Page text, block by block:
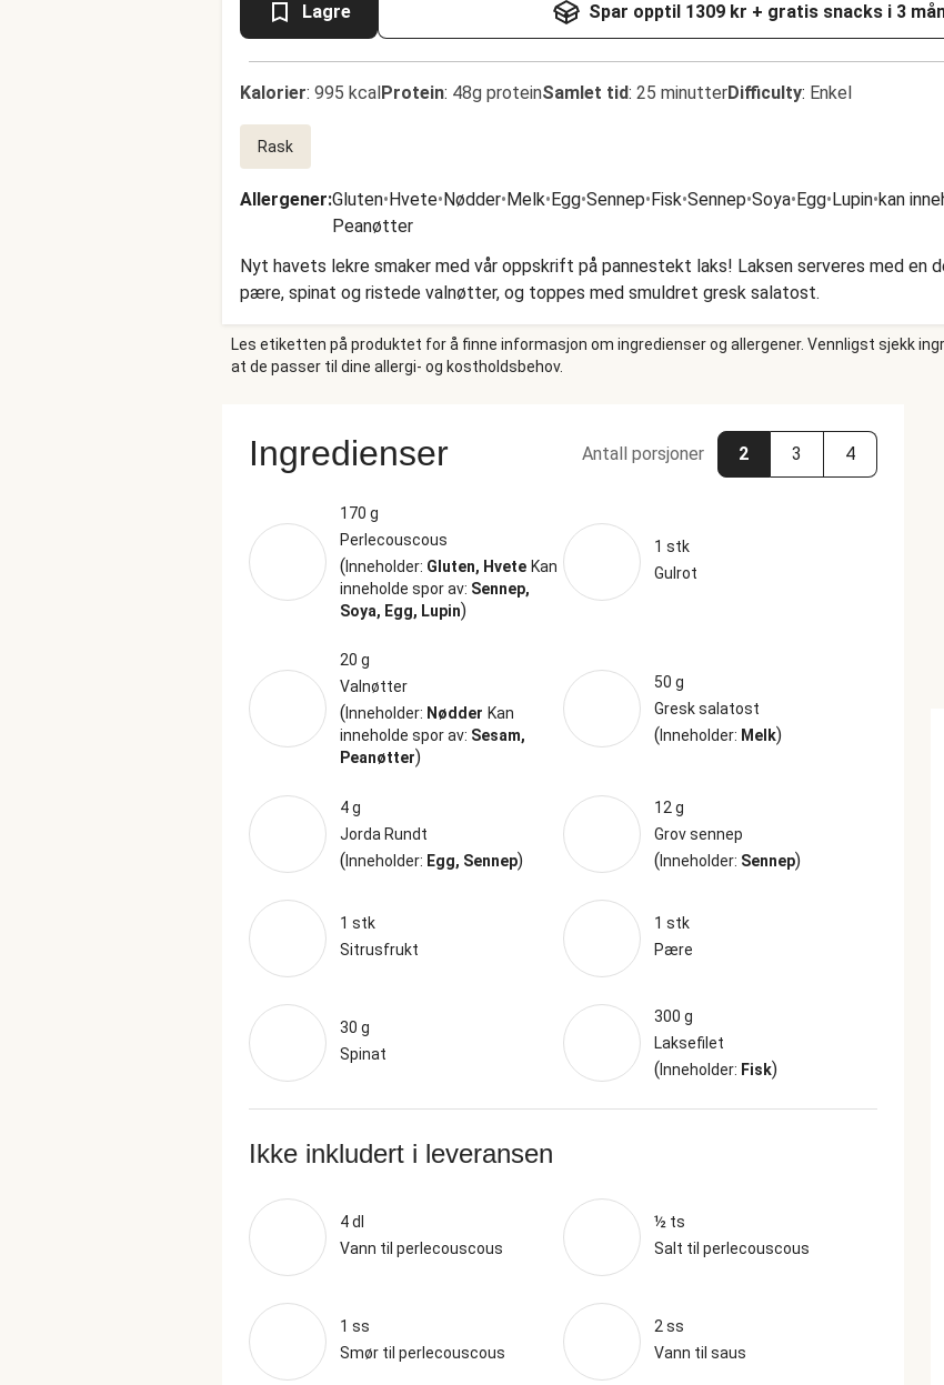
Lagre Spar opptil 1309 kr + gratis snacks i 3
Kalorier: 995 kcalProtein: 48g proteinSamlet tid: 25 minutterDifficulty: Enkel
Rask
Allergener:Gluten•Hvete•Nødder•Melk•Egg•Sennep•Fisk•Sennep•Soya•Egg•Lupin•kan
Peanøtter
Nyt havets lekre smaker med vår oppskrift på pannestekt laks! Laksen serveres med en
pære, spinat og ristede valnøtter, og toppes med smuldret gresk salatost.
Les etiketten på produktet for å finne informasjon om ingredienser og allergener. Vennligst sjekk
at de passer til dine allergi- og kostholdsbehov.
Ingredienser Antall porsjoner 2 3 4
170 g
Perlecouscous
(Inneholder: Gluten, Hvete Kan
inneholde spor av: Sennep,
Soya, Egg, Lupin)
1 stk
Gulrot
20 g
Valnøtter
(Inneholder: Nødder Kan
inneholde spor av: Sesam,
Peanøtter)
50 g
Gresk salatost
(Inneholder: Melk)
4 g
Jorda Rundt
(Inneholder: Egg, Sennep)
12 g
Grov sennep
(Inneholder: Sennep)
1 stk
Sitrusfrukt
1 stk
Pære
30 g
Spinat
300 g
Laksefilet
(Inneholder: Fisk)
Ikke inkludert i leveransen
4 dl
Vann til perlecouscous
½ ts
Salt til perlecouscous
1 ss
Smør til perlecouscous
2 ss
Vann til saus